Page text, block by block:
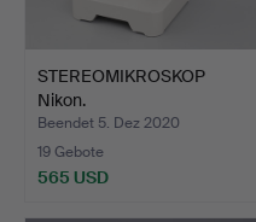
STEREOMIKROSKOP
Nikon.
Beendet 5. Dez 2020
19 Gebote
565 USD